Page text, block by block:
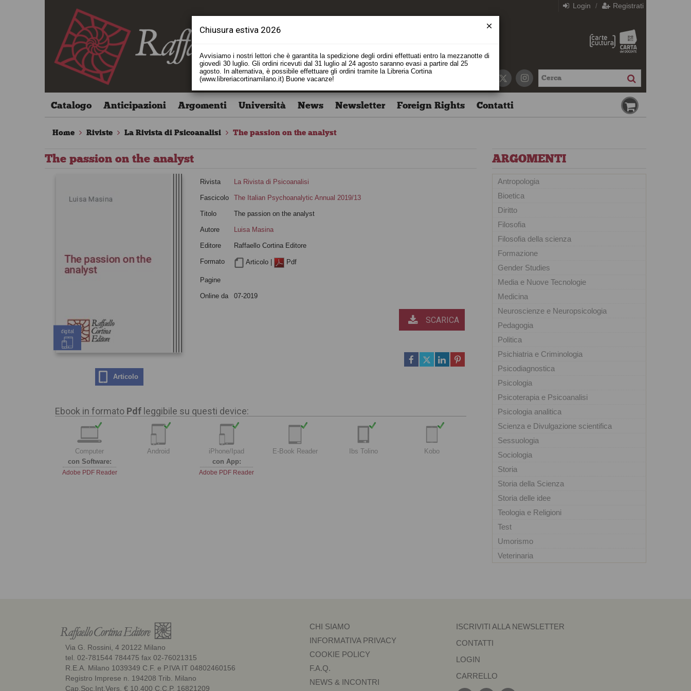
Login / Registrati
Catalogo Anticipazioni Argomenti Università News Newsletter Foreign Rights Contatti
Home Riviste La Rivista di Psicoanalisi The passion on the analyst
The passion on the analyst
digital
Articolo
Rivista La Rivista di Psicoanalisi
Fascicolo The Italian Psychoanalytic Annual 2019/13
Titolo The passion on the analyst
Autore Luisa Masina
Editore Raffaello Cortina Editore
Formato Articolo | Pdf
Pagine
Online da 07-2019
SCARICA
Ebook in formato Pdf leggibile su questi device:
Computer
con Software:
Adobe PDF Reader
Android
iPhone/Ipad
con App:
Adobe PDF Reader
E-Book Reader Ibs Tolino Kobo
ARGOMENTI
Antropologia
Bioetica
Diritto
Filosofia
Filosofia della scienza
Formazione
Gender Studies
Media e Nuove Tecnologie
Medicina
Neuroscienze e Neuropsicologia
Pedagogia
Politica
Psichiatria e Criminologia
Psicodiagnostica
Psicologia
Psicoterapia e Psicoanalisi
Psicologia analitica
Scienza e Divulgazione scientifica
Sessuologia
Sociologia
Storia
Storia della Scienza
Storia delle idee
Teologia e Religioni
Test
Umorismo
Veterinaria
Via G. Rossini, 4 20122 Milano
tel. 02-781544 784475 fax 02-76021315
R.E.A. Milano 1039349 C.F. e P.IVA IT 04802460156
Registro Imprese n. 194208 Trib. Milano
Cap.Soc.Int.Vers. € 10.400 C.C.P. 16821209
CHI SIAMO
INFORMATIVA PRIVACY
COOKIE POLICY
F.A.Q.
NEWS & INCONTRI
ISCRIVITI ALLA NEWSLETTER
CONTATTI
LOGIN
CARRELLO
Chiusura estiva 2026
Avvisiamo i nostri lettori che è garantita la spedizione degli ordini effettuati entro la mezzanotte di
giovedì 30 luglio. Gli ordini ricevuti dal 31 luglio al 24 agosto saranno evasi a partire dal 25
agosto. In alternativa, è possibile effettuare gli ordini tramite la Libreria Cortina
(www.libreriacortinamilano.it) Buone vacanze!